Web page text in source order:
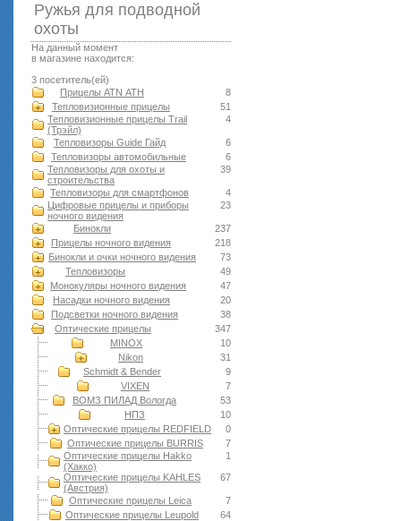
Ружья для подводной
оxоты
На данный момент
в магазине находится:
3 посетитель(ей)
8
Прицелы ATN АТН
51
Тепловизионные прицелы
4
Тепловизионные прицелы Trail
(Трэйл)
6
Тепловизоры Guide Гайд
6
Тепловизоры автомобильные
39
Тепловизоры для охоты и
строительства
4
Тепловизоры для смартфонов
23
Цифровые прицелы и приборы
ночного видения
237
Бинокли
218
Прицелы ночного видения
73
Бинокли и очки ночного видения
49
Тепловизоры
47
Монокуляры ночного видения
20
Насадки ночного видения
38
Подсветки ночного видения
347
Оптические прицелы
10
MINOX
31
Nikon
9
Schmidt & Bender
7
VIXEN
53
ВОМЗ ПИЛАД Вологда
10
НПЗ
0
Оптические прицелы REDFIELD
7
Оптические прицелы BURRIS
1
Оптические прицелы Hakko
(Хакко)
67
Оптические прицелы KAHLES
(Австрия)
7
Оптические прицелы Leica
64
Оптические прицелы Leupold